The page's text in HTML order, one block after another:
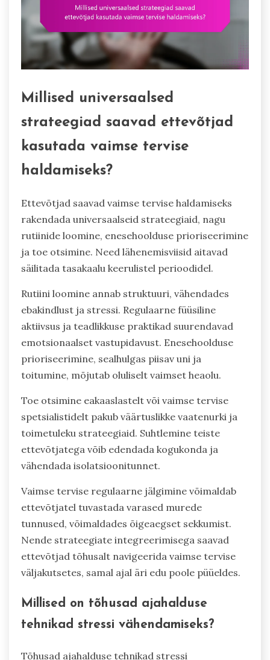
Millised universaalsed
strateegiad saavad ettevõtjad
kasutada vaimse tervise
haldamiseks?
Ettevõtjad saavad vaimse tervise haldamiseks
rakendada universaalseid strateegiaid, nagu
rutiinide loomine, enesehoolduse prioriseerimine
ja toe otsimine. Need lähenemisviisid aitavad
säilitada tasakaalu keerulistel perioodidel.
Rutiini loomine annab struktuuri, vähendades
ebakindlust ja stressi. Regulaarne füüsiline
aktiivsus ja teadlikkuse praktikad suurendavad
emotsionaalset vastupidavust. Enesehoolduse
prioriseerimine, sealhulgas piisav uni ja
toitumine, mõjutab oluliselt vaimset heaolu.
Toe otsimine eakaaslastelt või vaimse tervise
spetsialistidelt pakub väärtuslikke vaatenurki ja
toimetuleku strateegiaid. Suhtlemine teiste
ettevõtjatega võib edendada kogukonda ja
vähendada isolatsioonitunnet.
Vaimse tervise regulaarne jälgimine võimaldab
ettevõtjatel tuvastada varased murede
tunnused, võimaldades õigeaegset sekkumist.
Nende strateegiate integreerimisega saavad
ettevõtjad tõhusalt navigeerida vaimse tervise
väljakutsetes, samal ajal äri edu poole püüeldes.
Millised on tõhusad ajahalduse
tehnikad stressi vähendamiseks?
Tõhusad ajahalduse tehnikad stressi